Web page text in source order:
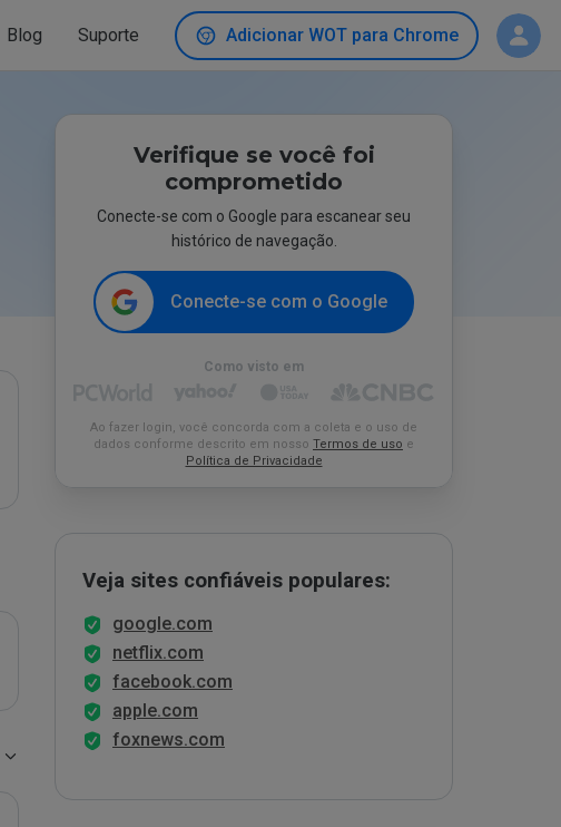
Blog Suporte Adicionar WOT para Chrome
Verifique se você foi
comprometido
Conecte-se com o Google para escanear seu
histórico de navegação.
Conecte-se com o Google
Como visto em
Ao fazer login, você concorda com a coleta e o uso de
dados conforme descrito em nosso Termos de uso e
Política de Privacidade
Veja sites confiáveis populares:
google.com
netflix.com
facebook.com
apple.com
foxnews.com